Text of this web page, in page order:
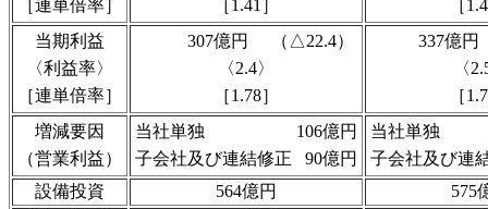
［連単倍率］
［1.41］
［
当期利益
〈利益率〉
［連単倍率］
307億円
（△22.4）
〈2.4〉
［1.78］
337億円
〈
［
増減要因
（営業利益）
当社単独
106億円
子会社及び連結修正
90億円
当社単独
子会社及び連
設備投資
564億円
575